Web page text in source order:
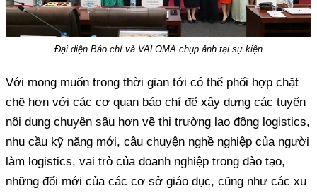
Đại diện Báo chí và VALOMA chụp ảnh tại sự kiện
Với mong muốn trong thời gian tới có thể phối hợp chặt
chẽ hơn với các cơ quan báo chí để xây dựng các tuyến
nội dung chuyên sâu hơn về thị trường lao động logistics,
nhu cầu kỹ năng mới, câu chuyện nghề nghiệp của người
làm logistics, vai trò của doanh nghiệp trong đào tạo,
những đổi mới của các cơ sở giáo dục, cũng như các xu